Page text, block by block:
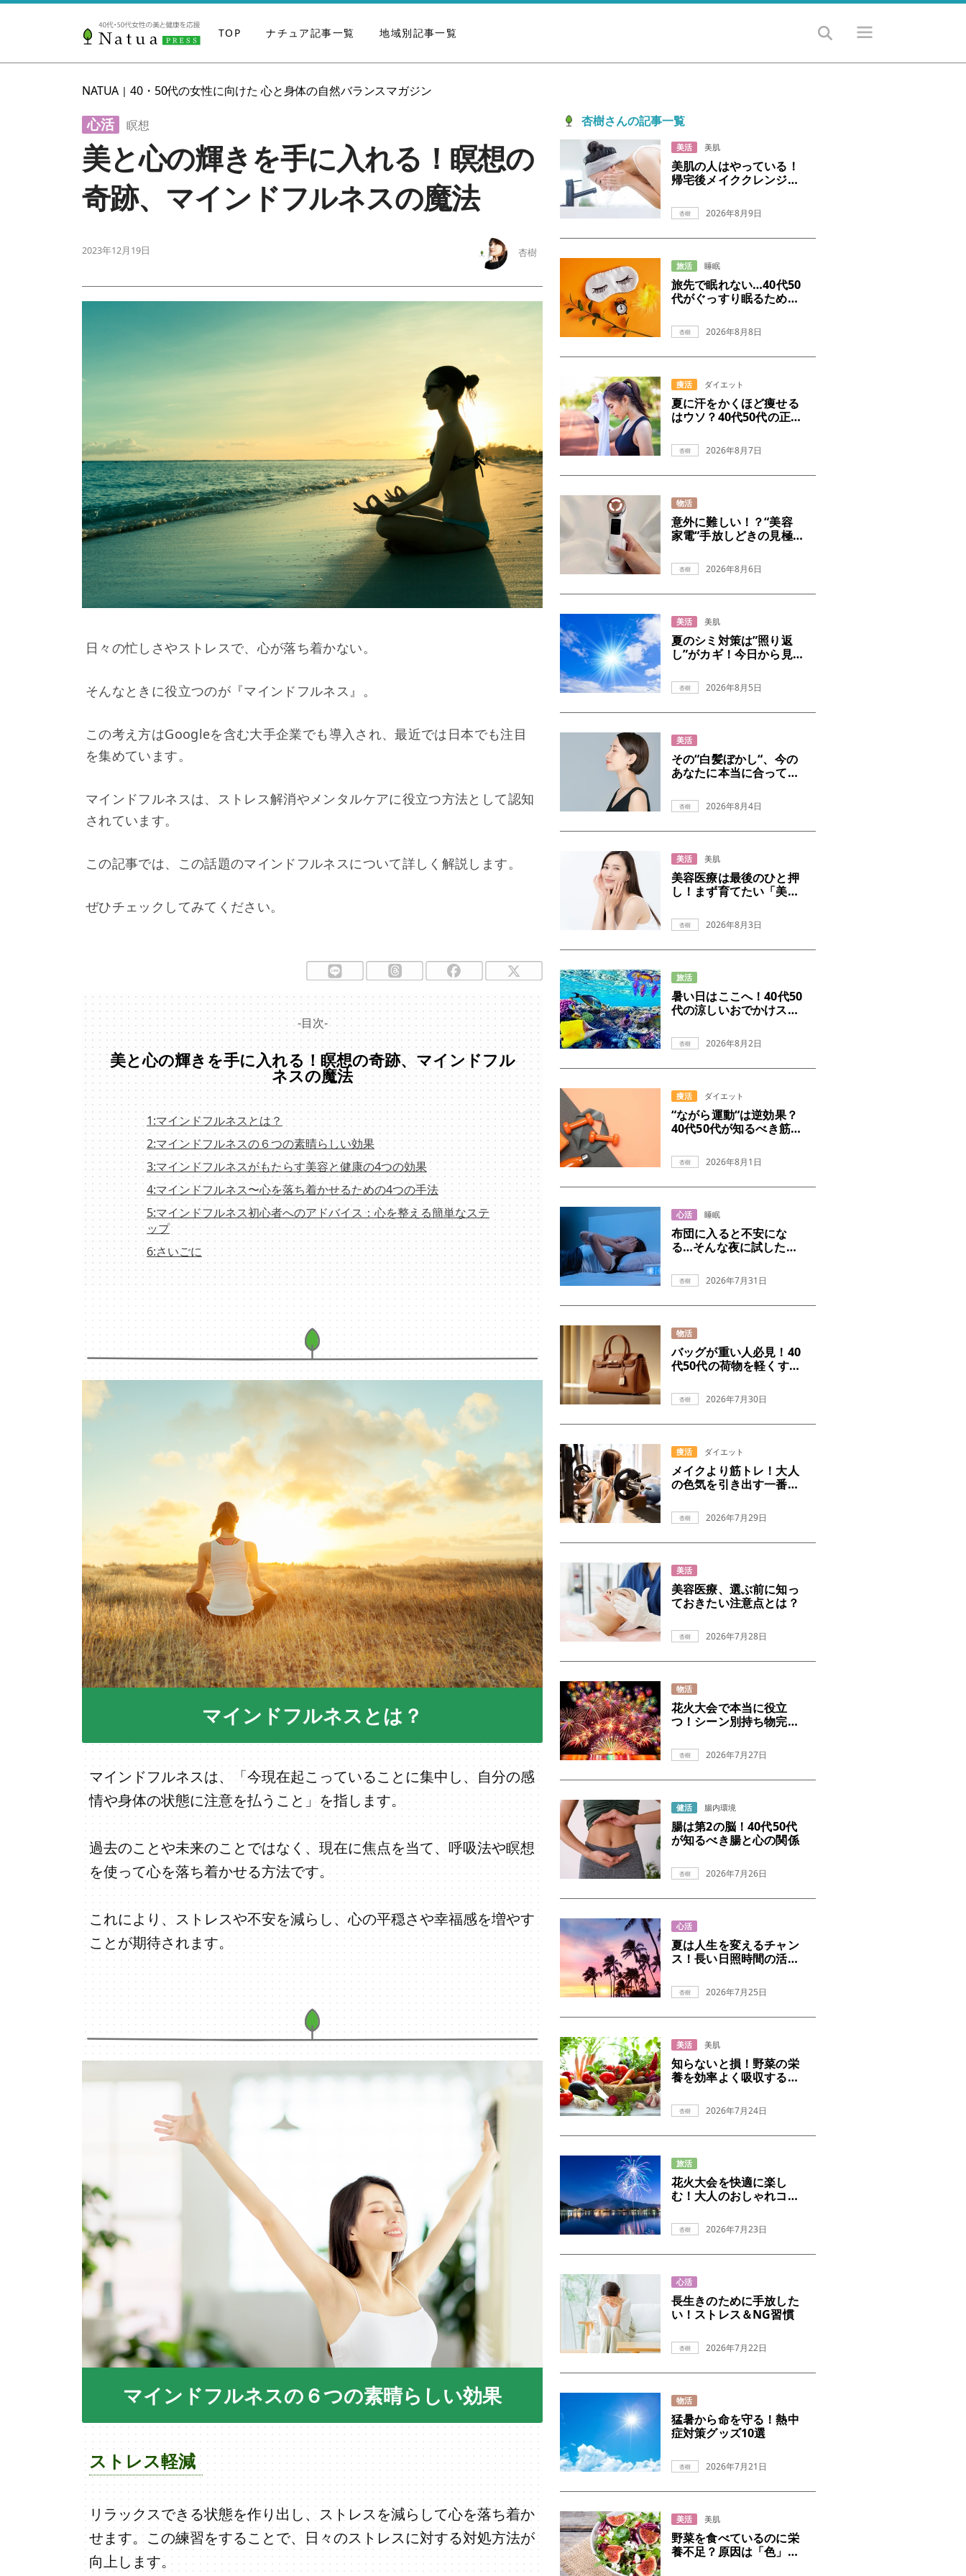
TOP ナチュア記事一覧 地域別記事一覧
NATUA |40・50代の女性に向けた 心と身体の自然バランスマガジン
心活 瞑想
美と心の輝きを手に入れる！瞑想の
奇跡、マインドフルネスの魔法
2023年12月19日 杏樹
日々の忙しさやストレスで、心が落ち着かない。
そんなときに役立つのが『マインドフルネス』。
この考え方はGoogleを含む大手企業でも導入され、最近では日本でも注目
を集めています。
マインドフルネスは、ストレス解消やメンタルケアに役立つ方法として認知
されています。
この記事では、この話題のマインドフルネスについて詳しく解説します。
ぜひチェックしてみてください。
-目次-
美と心の輝きを手に入れる！瞑想の奇跡、マインドフル
ネスの魔法
1:マインドフルネスとは？
2:マインドフルネスの６つの素晴らしい効果
3:マインドフルネスがもたらす美容と健康の4つの効果
4:マインドフルネス〜心を落ち着かせるための4つの手法
5:マインドフルネス初心者へのアドバイス：心を整える簡単なステ
ップ
6:さいごに
マインドフルネスとは？
マインドフルネスは、「今現在起こっていることに集中し、自分の感
情や身体の状態に注意を払うこと」を指します。
過去のことや未来のことではなく、現在に焦点を当て、呼吸法や瞑想
を使って心を落ち着かせる方法です。
これにより、ストレスや不安を減らし、心の平穏さや幸福感を増やす
ことが期待されます。
マインドフルネスの６つの素晴らしい効果
ストレス軽減
リラックスできる状態を作り出し、ストレスを減らして心を落ち着か
せます。この練習をすることで、日々のストレスに対する対処方法が
向上します。
杏樹さんの記事一覧
美活 美肌
美肌の人はやっている！
帰宅後メイククレンジン
杏樹 2026年8月9日
旅活 睡眠
旅先で眠れない…40代50
代がぐっすり眠るための
杏樹 2026年8月8日
痩活 ダイエット
夏に汗をかくほど痩せる
はウソ？40代50代の正し
杏樹 2026年8月7日
物活
意外に難しい！？“美容
家電“手放しどきの見極
杏樹 2026年8月6日
美活 美肌
夏のシミ対策は”照り返
し”がカギ！今日から見
杏樹 2026年8月5日
美活
その“白髪ぼかし“、今の
あなたに本当に合ってい
杏樹 2026年8月4日
美活 美肌
美容医療は最後のひと押
し！まず育てたい「美肌
杏樹 2026年8月3日
旅活
暑い日はここへ！40代50
代の涼しいおでかけスポ
杏樹 2026年8月2日
痩活 ダイエット
“ながら運動“は逆効果？
40代50代が知るべき筋ト
杏樹 2026年8月1日
心活 睡眠
布団に入ると不安にな
る…そんな夜に試したい
杏樹 2026年7月31日
物活
バッグが重い人必見！40
代50代の荷物を軽くする
杏樹 2026年7月30日
痩活 ダイエット
メイクより筋トレ！大人
の色気を引き出す一番の
杏樹 2026年7月29日
美活
美容医療、選ぶ前に知っ
ておきたい注意点とは？
杏樹 2026年7月28日
物活
花火大会で本当に役立
つ！シーン別持ち物完全
杏樹 2026年7月27日
健活 腸内環境
腸は第2の脳！40代50代
が知るべき腸と心の関係
杏樹 2026年7月26日
心活
夏は人生を変えるチャン
ス！長い日照時間の活か
杏樹 2026年7月25日
美活 美肌
知らないと損！野菜の栄
養を効率よく吸収するコ
杏樹 2026年7月24日
旅活
花火大会を快適に楽し
む！大人のおしゃれコー
杏樹 2026年7月23日
心活
長生きのために手放した
い！ストレス＆NG習慣
杏樹 2026年7月22日
物活
猛暑から命を守る！熱中
症対策グッズ10選
杏樹 2026年7月21日
美活 美肌
野菜を食べているのに栄
養不足？原因は「色」だ